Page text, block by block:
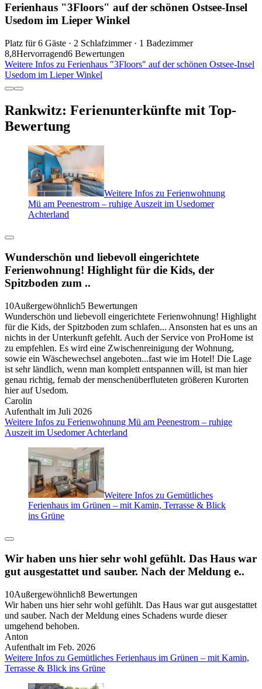
Ferienhaus "3Floors" auf der schönen Ostsee-Insel
Usedom im Lieper Winkel
Platz für 6 Gäste · 2 Schlafzimmer · 1 Badezimmer
8,8Hervorragend6 Bewertungen
Weitere Infos zu Ferienhaus "3Floors" auf der schönen Ostsee-Insel
Usedom im Lieper Winkel
Rankwitz: Ferienunterkünfte mit Top-
Bewertung
Weitere Infos zu Ferienwohnung
Mü am Peenestrom – ruhige Auszeit im Usedomer
Achterland
Wunderschön und liebevoll eingerichtete
Ferienwohnung! Highlight für die Kids, der
Spitzboden zum ..
10Außergewöhnlich5 Bewertungen
Wunderschön und liebevoll eingerichtete Ferienwohnung! Highlight
für die Kids, der Spitzboden zum schlafen... Ansonsten hat es uns an
nichts in der Unterkunft gefehlt. Auch der Service von ProHome ist
zu empfehlen. Es wird eine Zwischenreinigung der Wohnung,
sowie ein Wäschewechsel angeboten...fast wie im Hotel! Die Lage
ist sehr ländlich, wenn man komplett entspannen will, ist man hier
genau richtig, fernab der menschenüberfluteten größeren Kurorten
hier auf Usedom.
Carolin
Aufenthalt im Juli 2026
Weitere Infos zu Ferienwohnung Mü am Peenestrom – ruhige
Auszeit im Usedomer Achterland
Weitere Infos zu Gemütliches
Ferienhaus im Grünen – mit Kamin, Terrasse & Blick
ins Grüne
Wir haben uns hier sehr wohl gefühlt. Das Haus war
gut ausgestattet und sauber. Nach der Meldung e..
10Außergewöhnlich8 Bewertungen
Wir haben uns hier sehr wohl gefühlt. Das Haus war gut ausgestattet
und sauber. Nach der Meldung eines Schadens wurde dieser
umgehend behoben.
Anton
Aufenthalt im Feb. 2026
Weitere Infos zu Gemütliches Ferienhaus im Grünen – mit Kamin,
Terrasse & Blick ins Grüne